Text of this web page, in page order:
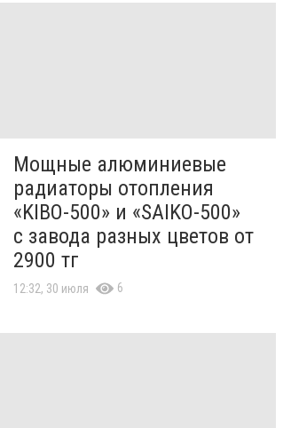
Мощные алюминиевые
радиаторы отопления
«KIBO-500» и «SAIKO-500»
с завода разных цветов от
2900 тг
12:32, 30 июля 6